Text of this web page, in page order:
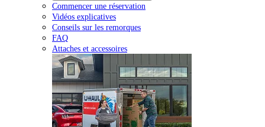
Commencer une réservation
Vidéos explicatives
Conseils sur les remorques
FAQ
Attaches et accessoires